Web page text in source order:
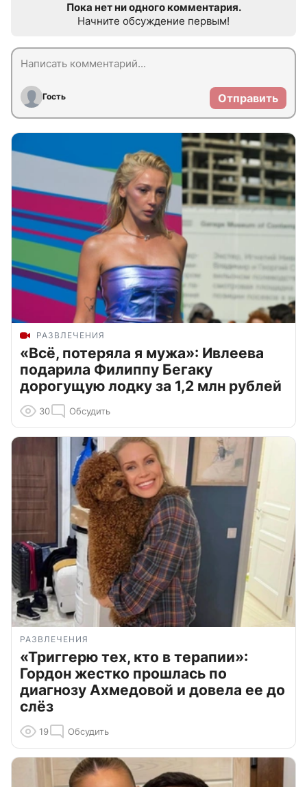
Пока нет ни одного комментария.
Начните обсуждение первым!
Гость Отправить
РАЗВЛЕЧЕНИЯ
«Всё, потеряла я мужа»: Ивлеева
подарила Филиппу Бегаку
дорогущую лодку за 1,2 млн рублей
30 Обсудить
РАЗВЛЕЧЕНИЯ
«Триггерю тех, кто в терапии»:
Гордон жестко прошлась по
диагнозу Ахмедовой и довела ее до
слёз
19 Обсудить